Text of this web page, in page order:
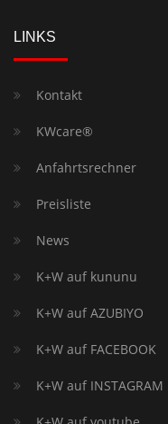
LINKS
Kontakt
KWcare®
Anfahrtsrechner
Preisliste
News
K+W auf kununu
K+W auf AZUBIYO
K+W auf FACEBOOK
K+W auf INSTAGRAM